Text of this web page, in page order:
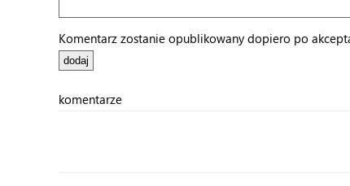
Komentarz zostanie opublikowany dopiero po
komentarze